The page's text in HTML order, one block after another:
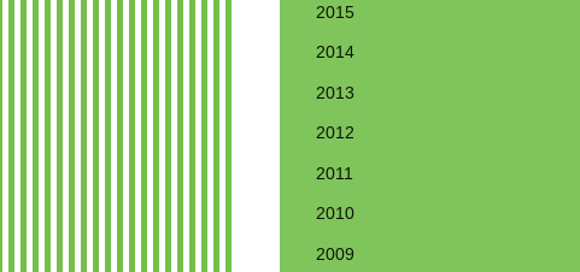
2015
2014
2013
2012
2011
2010
2009